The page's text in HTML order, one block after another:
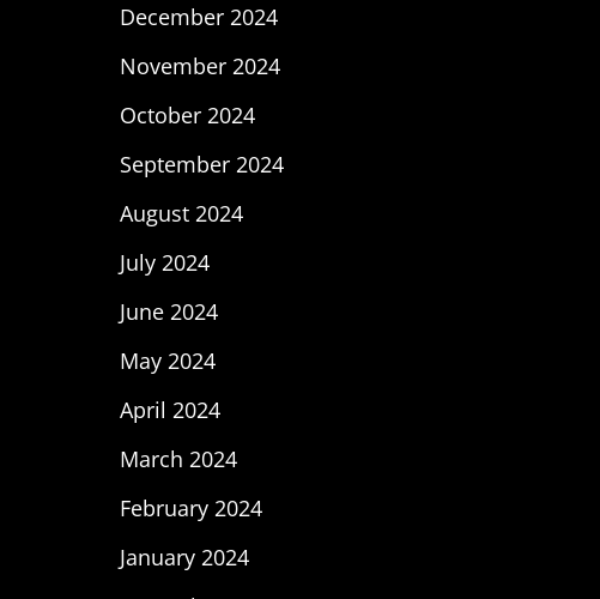
December 2024
November 2024
October 2024
September 2024
August 2024
July 2024
June 2024
May 2024
April 2024
March 2024
February 2024
January 2024